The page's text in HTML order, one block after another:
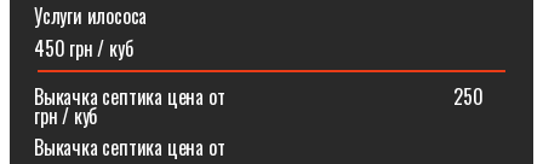
Услуги илососа
450 грн / куб
Выкачка септика цена от⠀⠀⠀⠀⠀⠀⠀⠀⠀⠀⠀⠀⠀⠀⠀⠀250
грн / куб
Выкачка септика цена от